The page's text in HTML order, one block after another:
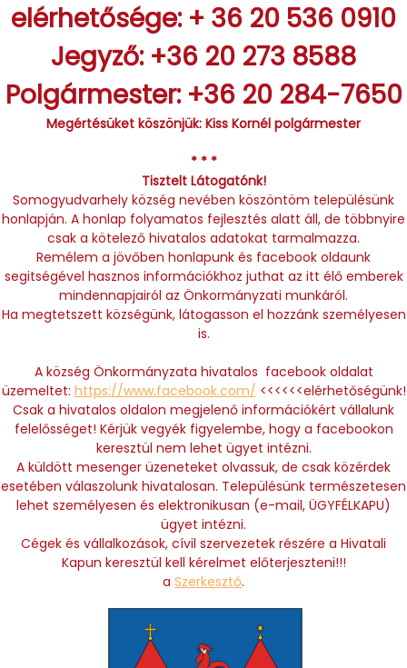
elérhetősége: + 36 20 536 0910
Jegyző: +36 20 273 8588
Polgármester: +36 20 284-7650
Megértésüket köszönjük: Kiss Kornél polgármester
* * *
Tisztelt Látogatónk!
Somogyudvarhely község nevében köszöntöm településünk
honlapján. A honlap folyamatos fejlesztés alatt áll, de többnyire
csak a kötelező hivatalos adatokat tarmalmazza.
Remélem a jövőben honlapunk és facebook oldaunk
segitségével hasznos információkhoz juthat az itt élő emberek
mindennapjairól az Önkormányzati munkáról.
Ha megtetszett községünk, látogasson el hozzánk személyesen
is.
A község Önkormányzata hivatalos facebook oldalat
üzemeltet: https://www.facebook.com/ <<<<<<elérhetőségünk!
Csak a hivatalos oldalon megjelenő információkért vállalunk
felelősséget! Kérjük vegyék figyelembe, hogy a facebookon
keresztül nem lehet ügyet intézni.
A küldött mesenger üzeneteket olvassuk, de csak közérdek
esetében válaszolunk hivatalosan. Településünk természetesen
lehet személyesen és elektronikusan (e-mail, ÜGYFÉLKAPU)
ügyet intézni.
Cégek és vállalkozások, cívil szervezetek részére a Hivatali
Kapun keresztül kell kérelmet előterjeszteni!!!
a Szerkesztő.